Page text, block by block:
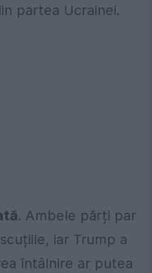
partea Ucrainei.
. Ambele părți par
iar Trump a
întâlnire ar putea